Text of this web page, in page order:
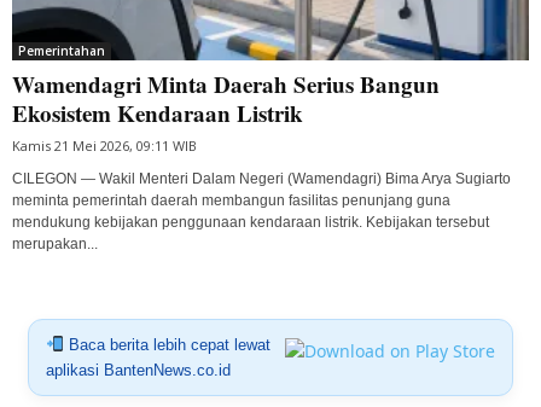
Pemerintahan
Wamendagri Minta Daerah Serius Bangun
Ekosistem Kendaraan Listrik
Kamis 21 Mei 2026, 09:11 WIB
CILEGON — Wakil Menteri Dalam Negeri (Wamendagri) Bima Arya Sugiarto
meminta pemerintah daerah membangun fasilitas penunjang guna
mendukung kebijakan penggunaan kendaraan listrik. Kebijakan tersebut
merupakan...
Baca berita lebih cepat lewat
aplikasi BantenNews.co.id